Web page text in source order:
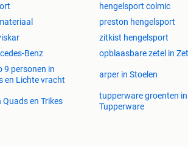
hengelsport colmic
preston hengelsport
zitkist hengelsport
Benz
opblaasbare zetel in
9 personen in
en Lichte vracht
arper in Stoelen
en Trikes
tupperware groenten in
Tupperware